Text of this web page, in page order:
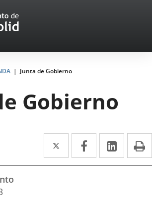
Junta de Gobierno
Gobierno
Twitter
Enlace
a
Facebook
Enlace
a
Enlace
a